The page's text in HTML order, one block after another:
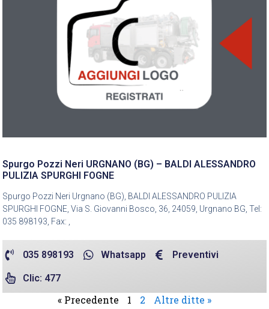
Spurgo Pozzi Neri URGNANO (BG) – BALDI ALESSANDRO
PULIZIA SPURGHI FOGNE
Spurgo Pozzi Neri Urgnano (BG), BALDI ALESSANDRO PULIZIA
SPURGHI FOGNE, Via S. Giovanni Bosco, 36, 24059, Urgnano BG, Tel:
035 898193, Fax: ,
035 898193 Whatsapp Preventivi
Clic: 477
« Precedente 1 2 Altre ditte »